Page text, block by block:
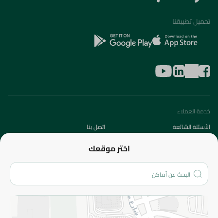
اختر موقعك
تحميل تطبيقنا
خدمة العملاء
الأسئلة الشائعة
اتصل بنا
من نحن؟
الفروع
المزيد
الاسترجاع
سياسة الاستخدام
سياسة الخصوصية